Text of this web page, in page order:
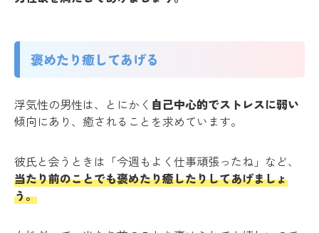
褒めたり癒してあげる
浮気性の男性は、とにかく 自己中心的でストレスに弱い
傾向にあり、癒されることを求めています。
彼氏と会うときは「今週もよく仕事頑張ったね」など、
当たり前のことでも褒めたり癒したりしてあげましょ
う。